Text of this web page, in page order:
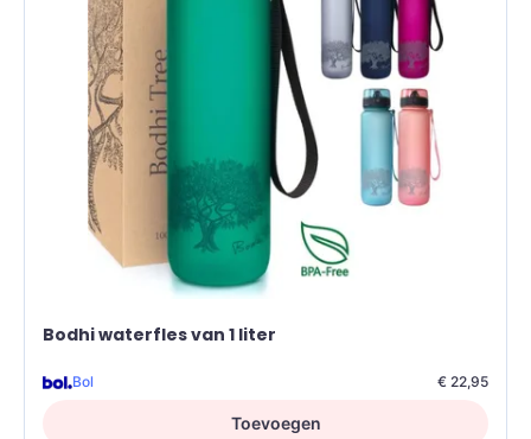
Bodhi waterfles van 1 liter
Bol € 22,95
Toevoegen